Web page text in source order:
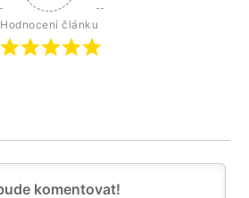
Hodnocení článku